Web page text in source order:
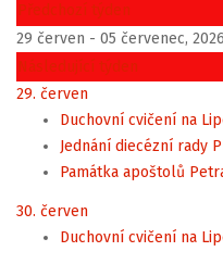
Předchozí týden
29 červen - 05 červenec, 2026
Následující týden
29. červen
Duchovní cvičení na
Jednání diecézní rady
Památka apoštolů
30. červen
Duchovní cvičení na